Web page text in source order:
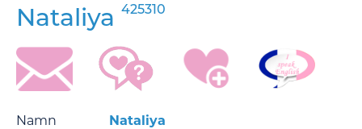
Nataliya 425310
Namn
Nataliya